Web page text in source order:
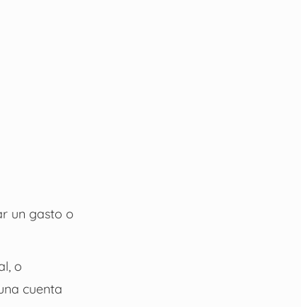
un gasto o
o
cuenta